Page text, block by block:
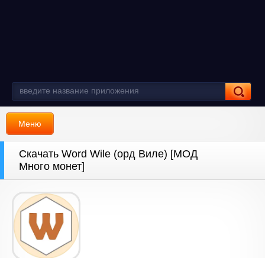
Меню
Скачать Word Wile (орд Виле) [МОД
Много монет]